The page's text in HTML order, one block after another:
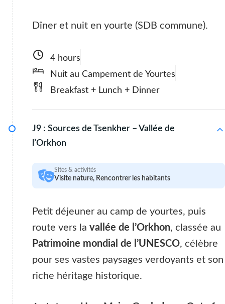
Dîner et nuit en yourte (SDB commune).
4 hours
Nuit au Campement de Yourtes
Breakfast + Lunch + Dinner
J9 : Sources de Tsenkher – Vallée de
l’Orkhon
Sites & activités
Visite nature, Rencontrer les habitants
Petit déjeuner au camp de yourtes, puis
route vers la vallée de l’Orkhon, classée au
Patrimoine mondial de l’UNESCO, célèbre
pour ses vastes paysages verdoyants et son
riche héritage historique.